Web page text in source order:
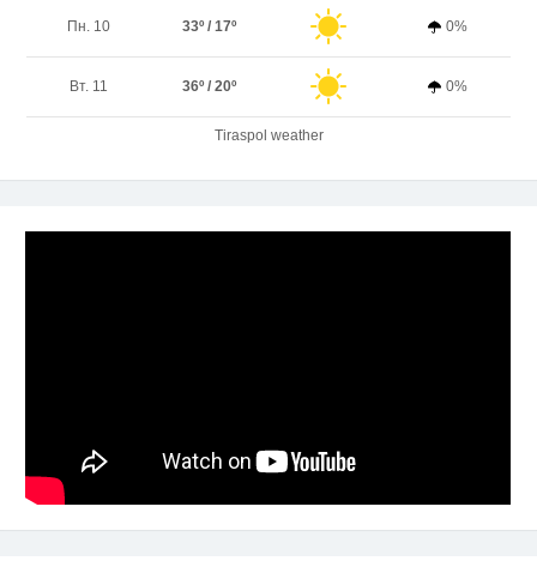
Пн. 10 33º / 17º 0%
Вт. 11 36º / 20º 0%
Tiraspol weather